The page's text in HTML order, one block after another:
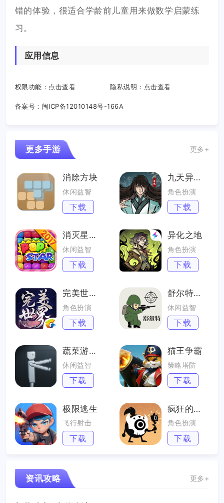
错的体验，很适合学龄前儿童用来做数学启蒙练
习。
应用信息
权限功能： 点击查看 隐私说明： 点击查看
备案号： 闽ICP备12010148号-166A
更多手游 更多+
消除方块
休闲益智
下载
九天异闻录
角色扮演
下载
消灭星星2017
休闲益智
下载
异化之地
角色扮演
下载
完美世界手游
角色扮演
下载
舒尔特表格
休闲益智
下载
蔬菜游乐场
休闲益智
下载
猫王争霸
策略塔防
下载
极限逃生
飞行射击
下载
疯狂的库库姆
角色扮演
下载
资讯攻略 更多+